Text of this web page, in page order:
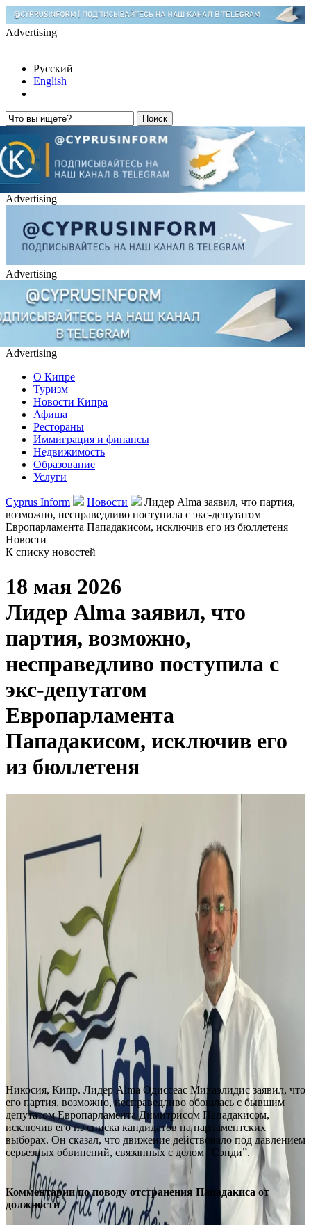
Advertising
Русский
English
Advertising
Advertising
Advertising
О Кипре
Туризм
Новости Кипра
Афиша
Рестораны
Иммиграция и финансы
Недвижимость
Образование
Услуги
Cyprus Inform Новости
Лидер Alma заявил, что партия,
возможно, несправедливо поступила с экс-депутатом
Европарламента Пападакисом, исключив его из бюллетеня
Новости
К списку новостей
18 мая 2026
Лидер Alma заявил, что
партия, возможно,
несправедливо поступила с
экс-депутатом
Европарламента
Пападакисом, исключив его
из бюллетеня
Никосия, Кипр. Лидер Alma Одиссеас Михаэлидис заявил, что
его партия, возможно, несправедливо обошлась с бывшим
депутатом Европарламента Димитрисом Пападакисом,
исключив его из списка кандидатов на парламентских
выборах. Он сказал, что движение действовало под давлением
серьезных обвинений, связанных с делом “Сэнди”.
Комментарии по поводу отстранения Пападакиса от
должности